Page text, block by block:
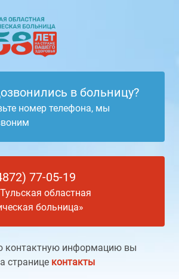
в больницу?
номер телефона, мы
77-05-19
областная
больница»
контактную информацию вы
странице контакты